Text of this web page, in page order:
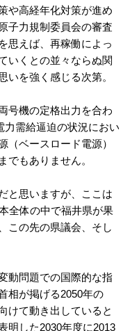
や高経年化対策が進め
子力規制委員会の審査
思えば、再稼働によっ
いくとの並々ならぬ関
いを強く感じる次第。
号機の定格出力を合わ
力需給逼迫の状況におい
（ベースロード電源）
でもありません。
と思いますが、ここは
全体の中で福井県が果
この先の県議会、そし
動問題での国際的な指
相が掲げる2050年の
けて動き出していると
明した2030年度に2013